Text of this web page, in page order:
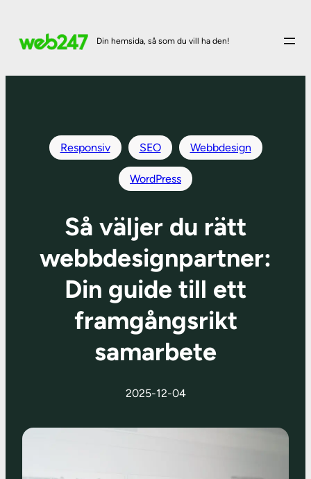
innehåll
Din hemsida, så som du vill ha den!
Responsiv SEO Webbdesign
WordPress
Så väljer du rätt
webbdesignpartner:
Din guide till ett
framgångsrikt
samarbete
2025-12-04